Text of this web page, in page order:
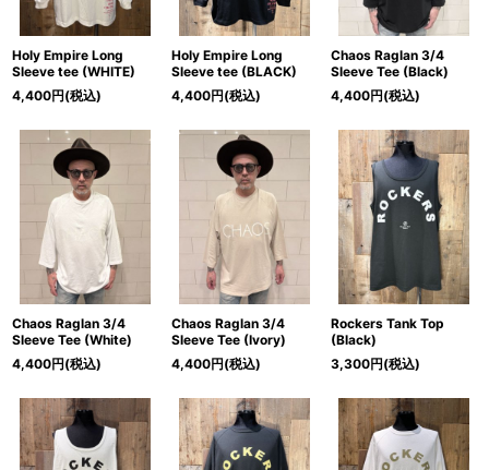
Holy Empire Long
Sleeve tee (WHITE)
4,400円(税込)
Holy Empire Long
Sleeve tee (BLACK)
4,400円(税込)
Chaos Raglan 3/4
Sleeve Tee (Black)
4,400円(税込)
Chaos Raglan 3/4
Sleeve Tee (White)
4,400円(税込)
Chaos Raglan 3/4
Sleeve Tee (Ivory)
4,400円(税込)
Rockers Tank Top
(Black)
3,300円(税込)